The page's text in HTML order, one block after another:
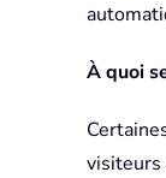
À quoi